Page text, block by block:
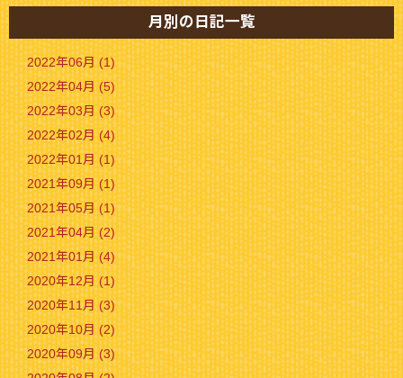
月別の日記一覧
2022年06月 (1)
2022年04月 (5)
2022年03月 (3)
2022年02月 (4)
2022年01月 (1)
2021年09月 (1)
2021年05月 (1)
2021年04月 (2)
2021年01月 (4)
2020年12月 (1)
2020年11月 (3)
2020年10月 (2)
2020年09月 (3)